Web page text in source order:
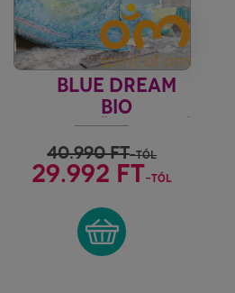
BLUE DREAM
BIO
ÁGYNEMŰGARNITÚRA
40.990FT-tól
29.992 FT-tól